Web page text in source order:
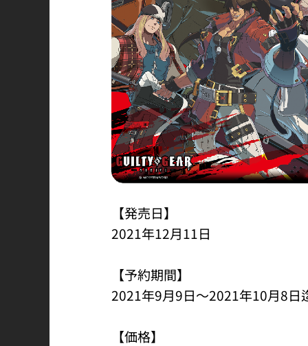
【発売日】
2021年12月11日
【予約期間】
2021年9月9日～2021年10月8日
【価格】